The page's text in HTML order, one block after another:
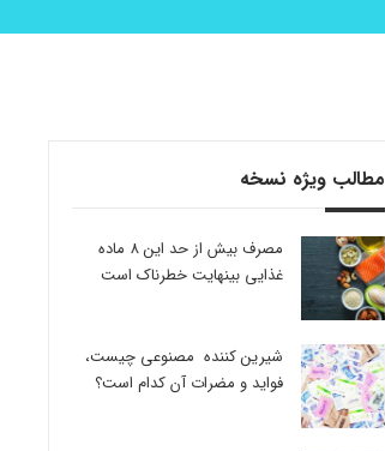
مطالب ویژه نسخه
مصرف بیش از حد این 8 ماده
غذایی بینهایت خطرناک است
شیرین کننده مصنوعی چیست،
فواید و مضرات آن کدام است؟